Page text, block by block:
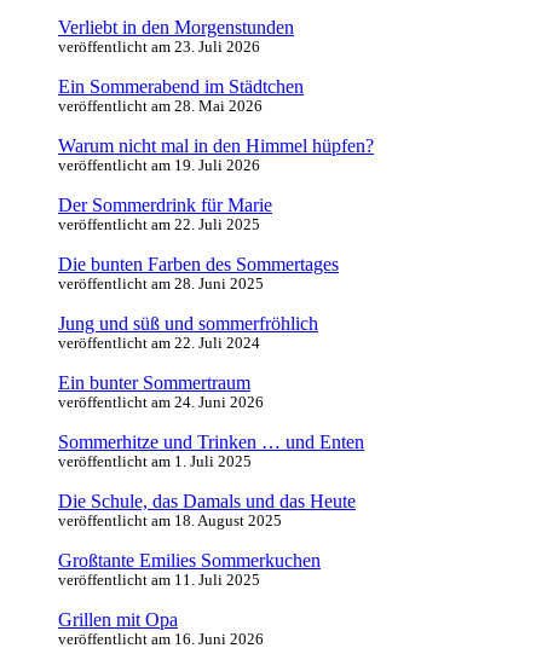
Verliebt in den Morgenstunden
veröffentlicht am 23. Juli 2026
Ein Sommerabend im Städtchen
veröffentlicht am 28. Mai 2026
Warum nicht mal in den Himmel hüpfen?
veröffentlicht am 19. Juli 2026
Der Sommerdrink für Marie
veröffentlicht am 22. Juli 2025
Die bunten Farben des Sommertages
veröffentlicht am 28. Juni 2025
Jung und süß und sommerfröhlich
veröffentlicht am 22. Juli 2024
Ein bunter Sommertraum
veröffentlicht am 24. Juni 2026
Sommerhitze und Trinken … und Enten
veröffentlicht am 1. Juli 2025
Die Schule, das Damals und das Heute
veröffentlicht am 18. August 2025
Großtante Emilies Sommerkuchen
veröffentlicht am 11. Juli 2025
Grillen mit Opa
veröffentlicht am 16. Juni 2026